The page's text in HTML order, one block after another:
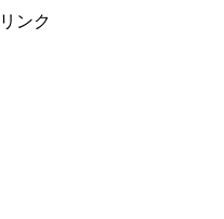
ンク